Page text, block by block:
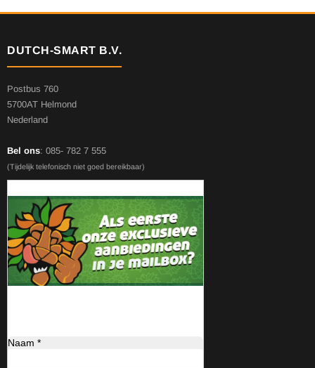
DUTCH-SMART B.V.
Postbus 760
5700AT Helmond
Nederland
Bel ons: 085- 782 7 555
(Tijdelijk telefonisch niet goed bereikbaar)
Naam *